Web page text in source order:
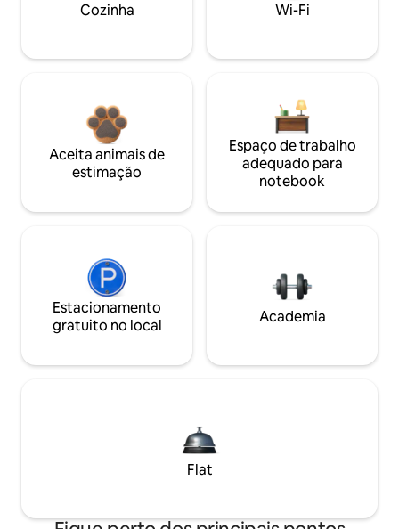
Cozinha Wi-Fi
Aceita animais de
estimação
Espaço de trabalho
adequado para
notebook
Estacionamento
gratuito no local
Academia
Flat